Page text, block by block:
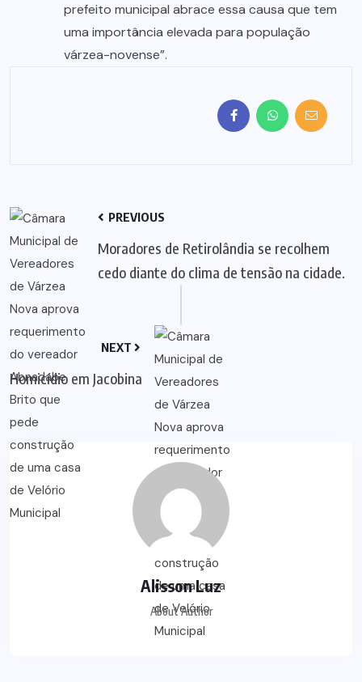
prefeito municipal abrace essa causa que tem
uma importância elevada para população
várzea-novense”.
PREVIOUS
Moradores de Retirolândia se recolhem
cedo diante do clima de tensão na cidade.
NEXT
Homicídio em Jacobina
Alisson Luz
About Author